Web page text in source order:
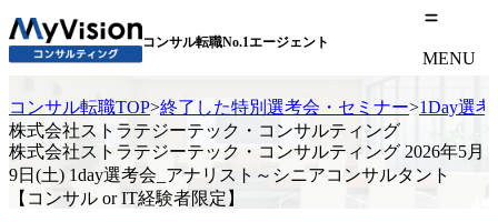
コンサル転職No.1エージェント
MENU
コンサル転職TOP>終了した特別選考会・セミナー>1Day選考
株式会社ストラテジーテック・コンサルティング
株式会社ストラテジーテック・コンサルティング 2026年5月
9日(土) 1day選考会_アナリスト～シニアコンサルタント
【コンサル or IT経験者限定】